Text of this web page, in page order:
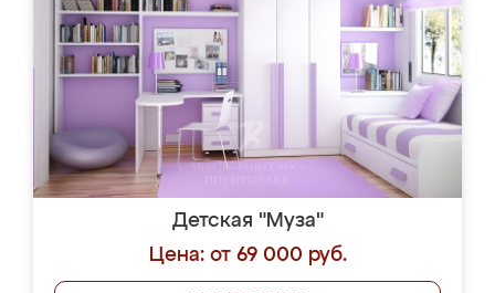
Детская "Муза"
Цена: от 69 000 руб.